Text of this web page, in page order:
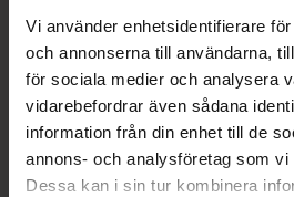
Vi använder enhetsidentifierare
och annonserna till användarna,
för sociala medier och analysera
vidarebefordrar även sådana
information från din enhet till de
annons- och analysföretag som vi
Dessa kan i sin tur kombinera
Fini Watermelon Lollipop 100st
425.80 kr
Köp